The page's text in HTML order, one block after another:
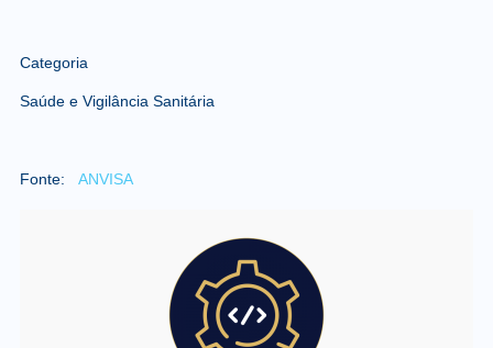
Categoria
Saúde e Vigilância Sanitária
Fonte: ANVISA